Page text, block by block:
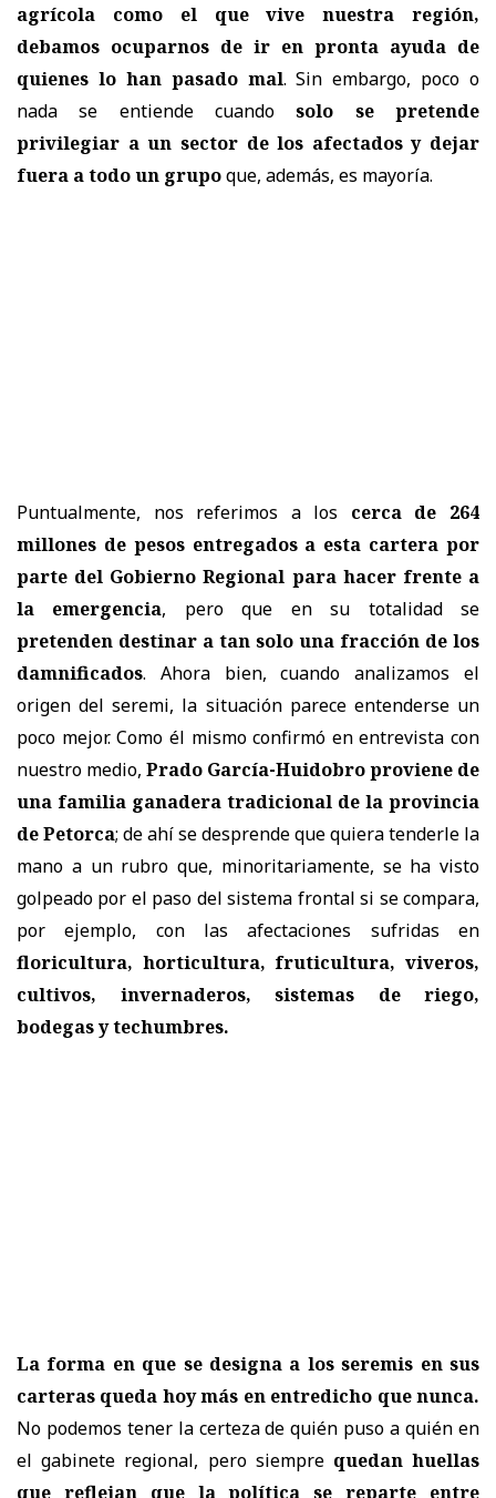
agrícola como el que vive nuestra región,
debamos ocuparnos de ir en pronta ayuda de
quienes lo han pasado mal. Sin embargo, poco o
nada se entiende cuandosolo se pretende
privilegiar a un sector de los afectados y dejar
fuera a todo un grupoque, además, es mayoría.
Puntualmente, nos referimos a los cerca de 264
millones de pesos entregados a esta cartera por
parte del Gobierno Regional para hacer frente a
la emergencia, pero que en su totalidad se
pretenden destinar a tan solo una fracción de los
damnificados. Ahora bien, cuando analizamos el
origen del seremi, la situación parece entenderse un
poco mejor. Como él mismo confirmó en entrevista con
nuestro medio, Prado García-Huidobro proviene de
una familia ganadera tradicional de la provincia
de Petorca; de ahí se desprende que quiera tenderle la
mano a un rubro que, minoritariamente, se ha visto
golpeado por el paso del sistema frontal si se compara,
por ejemplo, con las afectaciones sufridas en
floricultura, horticultura, fruticultura, viveros,
cultivos, invernaderos, sistemas de riego,
bodegas y techumbres.
La forma en que se designa a los seremis en sus
carteras queda hoy más en entredicho que nunca.
No podemos tener la certeza de quién puso a quién en
el gabinete regional, pero siempre quedan huellas
que reflejan que la política se reparte entre